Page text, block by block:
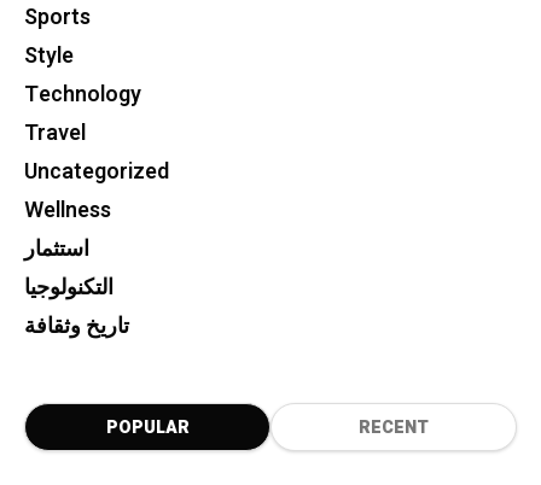
Sports
Style
Technology
Travel
Uncategorized
Wellness
استثمار
التكنولوجيا
تاريخ وثقافة
POPULAR RECENT